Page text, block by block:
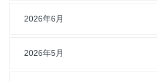
2026年6月
2026年5月